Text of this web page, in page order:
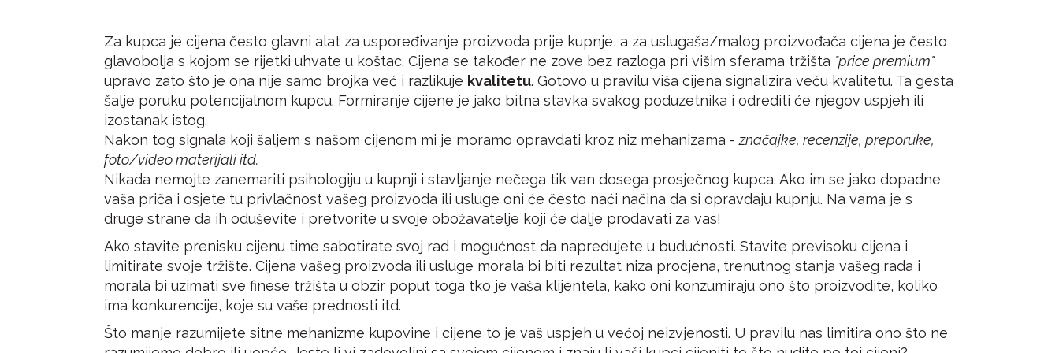
Za kupca je cijena često glavni alat za uspoređivanje proizvoda prije kupnje, a za uslugaša/malog proizvođača cijena je često
glavobolja s kojom se rijetki uhvate u koštac. Cijena se također ne zove bez razloga pri višim sferama tržišta "price premium"
upravo zato što je ona nije samo brojka već i razlikuje kvalitetu. Gotovo u pravilu viša cijena signalizira veću kvalitetu. Ta gesta
šalje poruku potencijalnom kupcu. Formiranje cijene je jako bitna stavka svakog poduzetnika i odrediti će njegov uspjeh ili
izostanak istog.
Nakon tog signala koji šaljem s našom cijenom mi je moramo opravdati kroz niz mehanizama - značajke, recenzije, preporuke,
foto/video materijali itd.
Nikada nemojte zanemariti psihologiju u kupnji i stavljanje nečega tik van dosega prosječnog kupca. Ako im se jako dopadne
vaša priča i osjete tu privlačnost vašeg proizvoda ili usluge oni će često naći načina da si opravdaju kupnju. Na vama je s
druge strane da ih oduševite i pretvorite u svoje obožavatelje koji će dalje prodavati za vas!
Ako stavite prenisku cijenu time sabotirate svoj rad i mogućnost da napredujete u budućnosti. Stavite previsoku cijena i
limitirate svoje tržište. Cijena vašeg proizvoda ili usluge morala bi biti rezultat niza procjena, trenutnog stanja vašeg rada i
morala bi uzimati sve finese tržišta u obzir poput toga tko je vaša klijentela, kako oni konzumiraju ono što proizvodite, koliko
ima konkurencije, koje su vaše prednosti itd.
Što manje razumijete sitne mehanizme kupovine i cijene to je vaš uspjeh u većoj neizvjenosti. U pravilu nas limitira ono što ne